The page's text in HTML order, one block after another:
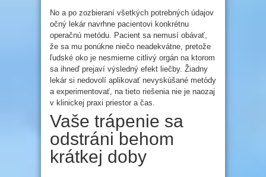
No a po zozbieraní všetkých potrebných údajov
očný lekár navrhne pacientovi konkrétnu
operačnú metódu. Pacient sa nemusí obávať,
že sa mu ponúkne niečo neadekvátne, pretože
ľudské oko je nesmierne citlivý orgán na ktorom
sa ihneď prejaví výsledný efekt liečby. Žiadny
lekár si nedovolí aplikovať nevyskúšané metódy
a experimentovať, na tieto riešenia nie je naozaj
v klinickej praxi priestor a čas.
Vaše trápenie sa
odstráni behom
krátkej doby